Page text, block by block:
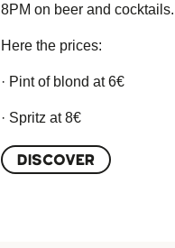
8PM on beer and cocktails.
Here the prices:
· Pint of blond at 6€
· Spritz at 8€
DISCOVER